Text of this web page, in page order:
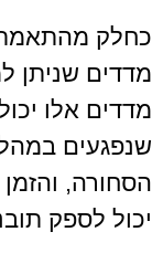
כחלק מהתאמת
מדדים שניתן
מדדים אלו
שנפגעים
הסחורה,
יכול לספק